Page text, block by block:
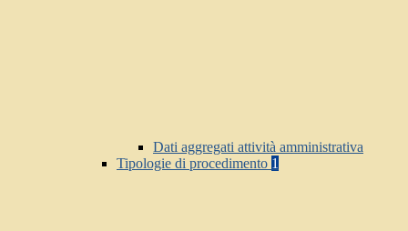
Dati aggregati attività amministrativa
Tipologie di procedimento 1